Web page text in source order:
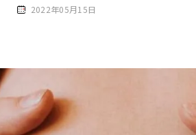
2022年05月15日